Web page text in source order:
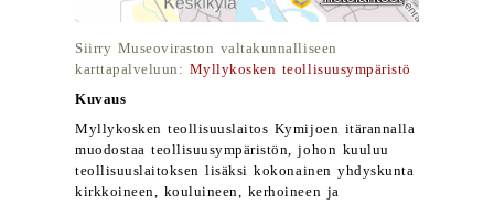
Siirry Museoviraston valtakunnalliseen
karttapalveluun: Myllykosken teollisuusympäristö
Kuvaus
Myllykosken teollisuuslaitos Kymijoen itärannalla
muodostaa teollisuusympäristön, johon kuuluu
teollisuuslaitoksen lisäksi kokonainen yhdyskunta
kirkkoineen, kouluineen, kerhoineen ja